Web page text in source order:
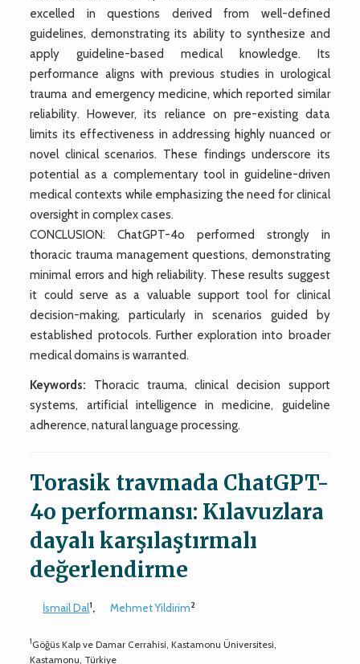
excelled in questions derived from well-defined
guidelines, demonstrating its ability to synthesize and
apply guideline-based medical knowledge. Its
performance aligns with previous studies in urological
trauma and emergency medicine, which reported similar
reliability. However, its reliance on pre-existing data
limits its effectiveness in addressing highly nuanced or
novel clinical scenarios. These findings underscore its
potential as a complementary tool in guideline-driven
medical contexts while emphasizing the need for clinical
oversight in complex cases.
CONCLUSION: ChatGPT-4o performed strongly in
thoracic trauma management questions, demonstrating
minimal errors and high reliability. These results suggest
it could serve as a valuable support tool for clinical
decision-making, particularly in scenarios guided by
established protocols. Further exploration into broader
medical domains is warranted.
Keywords: Thoracic trauma, clinical decision support
systems, artificial intelligence in medicine, guideline
adherence, natural language processing.
Torasik travmada ChatGPT-
4o performansı: Kılavuzlara
dayalı karşılaştırmalı
değerlendirme
İsmail Dal1, Mehmet Yildirim2
1Göğüs Kalp ve Damar Cerrahisi, Kastamonu Üniversitesi,
Kastamonu, Türkiye